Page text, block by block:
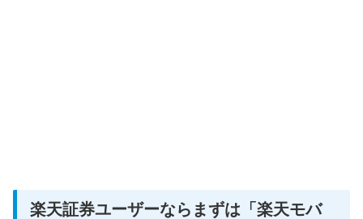
楽天証券ユーザーならまずは「楽天モバ